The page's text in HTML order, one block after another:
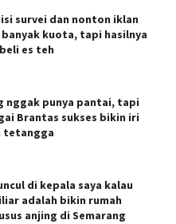
survei dan nonton iklan
kuota, tapi hasilnya
es teh
nggak punya pantai, tapi
Brantas sukses bikin iri
tetangga
di kepala saya kalau
adalah bikin rumah
anjing di Semarang